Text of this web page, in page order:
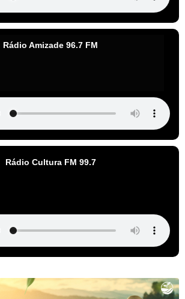
Rádio Amizade 96.7 FM
Rádio Cultura FM 99.7